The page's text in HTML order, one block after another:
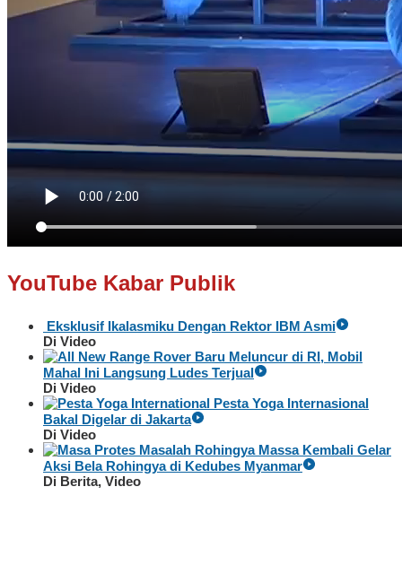
YouTube Kabar Publik
Eksklusif Ikalasmiku Dengan Rektor IBM Asmi
Di Video
Baru Meluncur di RI, Mobil
Mahal Ini Langsung Ludes Terjual
Di Video
Pesta Yoga Internasional
Bakal Digelar di Jakarta
Di Video
Massa Kembali Gelar
Aksi Bela Rohingya di Kedubes Myanmar
Di Berita, Video